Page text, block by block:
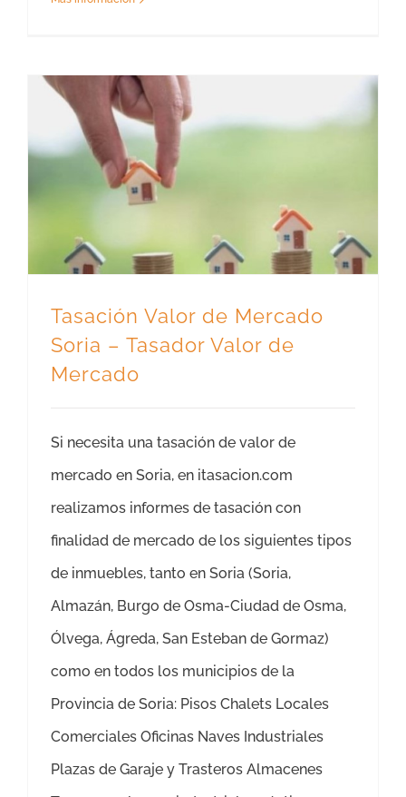
Tasación Valor de Mercado
Soria – Tasador Valor de
Mercado
Si necesita una tasación de valor de
mercado en Soria, en itasacion.com
realizamos informes de tasación con
finalidad de mercado de los siguientes tipos
de inmuebles, tanto en Soria (Soria,
Almazán, Burgo de Osma-Ciudad de Osma,
Ólvega, Ágreda, San Esteban de Gormaz)
como en todos los municipios de la
Provincia de Soria: Pisos Chalets Locales
Comerciales Oficinas Naves Industriales
Plazas de Garaje y Trasteros Almacenes